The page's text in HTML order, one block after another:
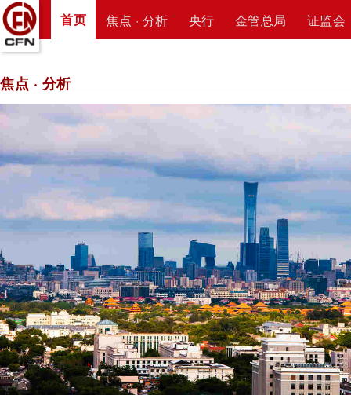
首页 焦点 · 分析 央行 金管总局 证监会
焦点 · 分析